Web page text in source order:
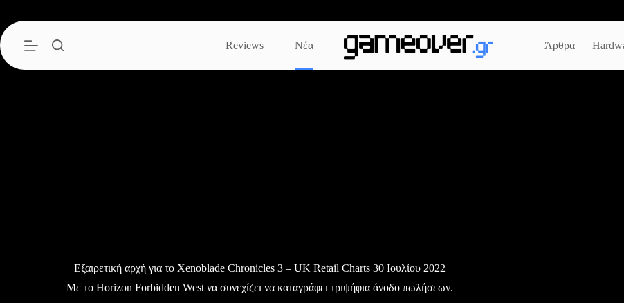
περιεχόμενο
Reviews
Νέα Άρθρα
Εξαιρετική αρχή για το Xenoblade Chronicles 3 – UK Retail Charts 30 Ιουλίου 2022
Με το Horizon Forbidden West να συνεχίζει να καταγράφει τριψήφια άνοδο πωλήσεων.